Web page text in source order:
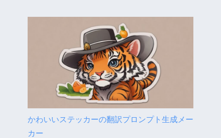
かわいいステッカーの翻訳プロンプト生成メー
カー